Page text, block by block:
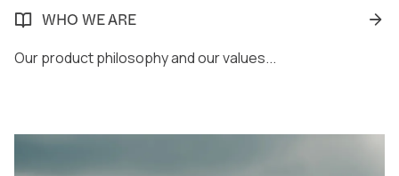
WHO WE ARE
Our product philosophy and our values...